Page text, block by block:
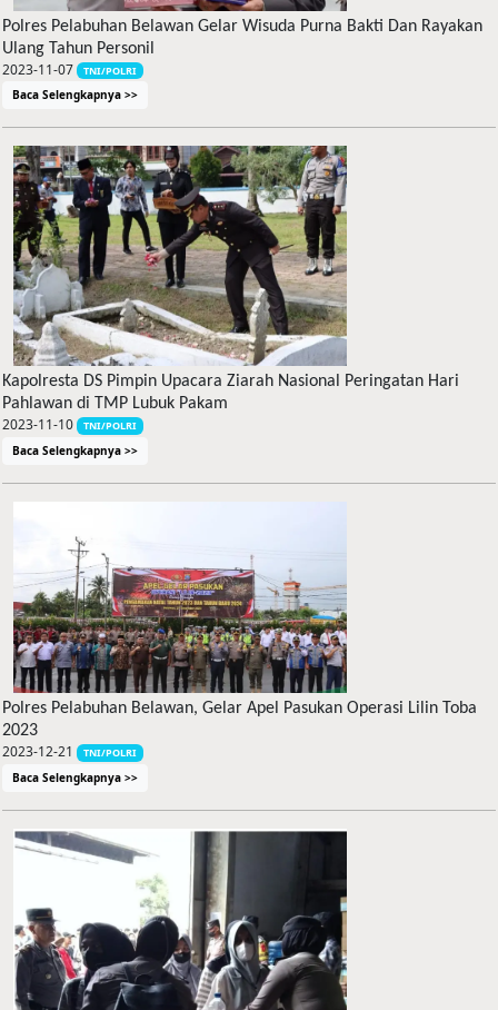
Polres Pelabuhan Belawan Gelar Wisuda Purna Bakti Dan Rayakan
Ulang Tahun Personil
2023-11-07 TNI/POLRI
Baca Selengkapnya >>
Kapolresta DS Pimpin Upacara Ziarah Nasional Peringatan Hari
Pahlawan di TMP Lubuk Pakam
2023-11-10 TNI/POLRI
Baca Selengkapnya >>
Polres Pelabuhan Belawan, Gelar Apel Pasukan Operasi Lilin Toba
2023
2023-12-21 TNI/POLRI
Baca Selengkapnya >>